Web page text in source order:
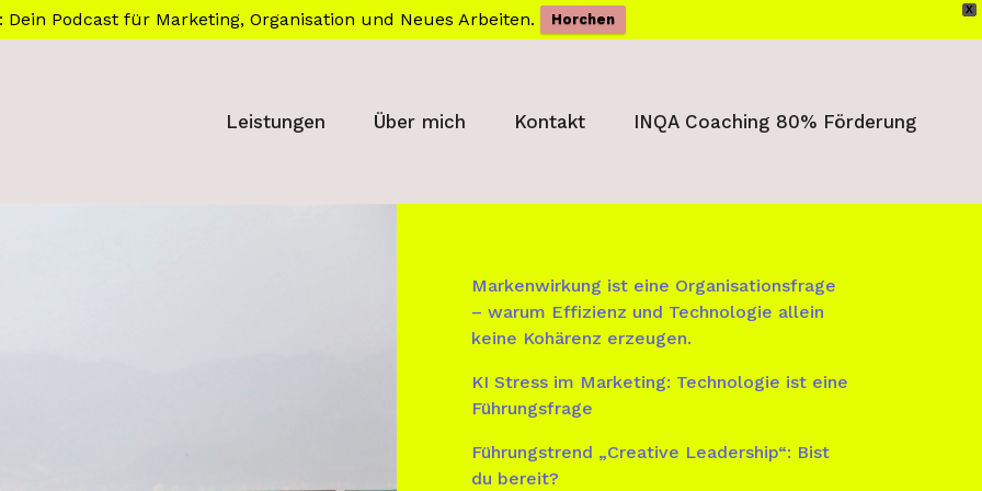
X
Dein Podcast für Marketing, Organisation und Neues Arbeiten. Horchen
Leistungen Über mich Kontakt INQA Coaching 80% Förderung
Markenwirkung ist eine Organisationsfrage
– warum Effizienz und Technologie allein
keine Kohärenz erzeugen.
KI Stress im Marketing: Technologie ist eine
Führungsfrage
Führungstrend „Creative Leadership“: Bist
du bereit?